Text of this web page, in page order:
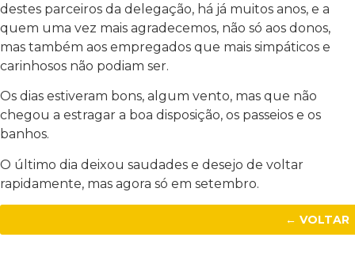
destes parceiros da delegação, há já muitos anos, e a
quem uma vez mais agradecemos, não só aos donos,
mas também aos empregados que mais simpáticos e
carinhosos não podiam ser.
Os dias estiveram bons, algum vento, mas que não
chegou a estragar a boa disposição, os passeios e os
banhos.
O último dia deixou saudades e desejo de voltar
rapidamente, mas agora só em setembro.
← VOLTAR